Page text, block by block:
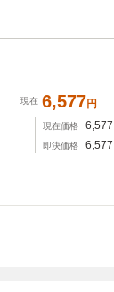
現在 6,577円
現在価格 6,577
即決価格 6,577